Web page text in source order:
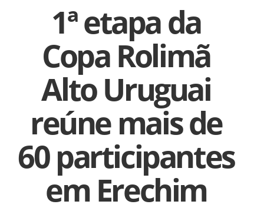
1ª etapa da
Copa Rolimã
Alto Uruguai
reúne mais de
60 participantes
em Erechim